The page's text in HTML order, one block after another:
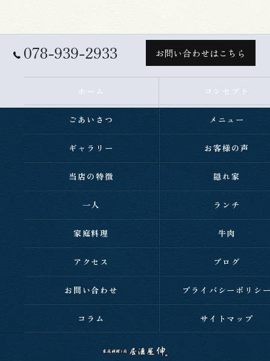
078-939-2933 お問い合わせはこちら
ホーム コンセプト
ごあいさつ メニュー
ギャラリー お客様の声
当店の特徴 隠れ家
一人 ランチ
家庭料理 牛肉
アクセス ブログ
お問い合わせ プライバシーポリシ
コラム サイトマップ